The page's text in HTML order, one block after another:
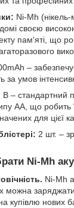
Ni-Mh (нікель-
своєю
пам'яті, що
–
за умов
В – стандартний
AA, що робить
для цієї
2 шт. –
Ni-Mh
Ni-Mh
можна
купівлю нових